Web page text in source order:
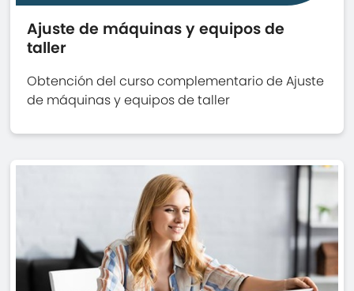
Ajuste de máquinas y equipos de
taller
Obtención del curso complementario de Ajuste
de máquinas y equipos de taller